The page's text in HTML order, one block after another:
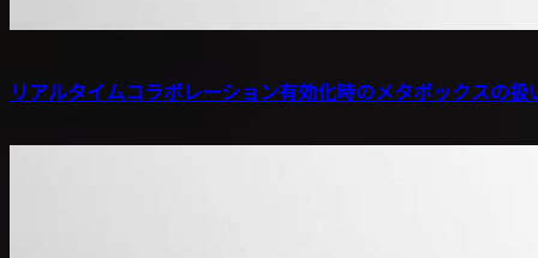
リアルタイムコラボレーション有効化時のメタボックスの扱